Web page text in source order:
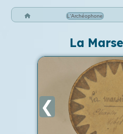
L'Archéophone
La
❮